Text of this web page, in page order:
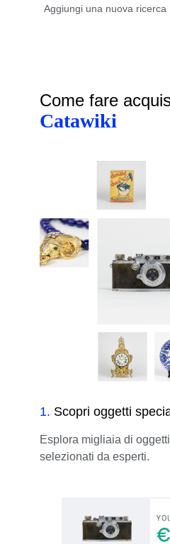
Come fare
Catawiki
1. Scopri oggetti
Esplora migliaia di oggetti
selezionati da esperti.